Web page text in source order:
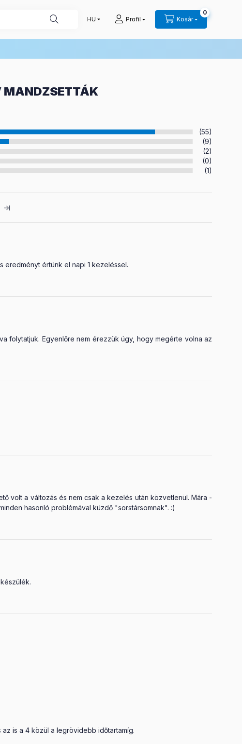
Profil Kosár
0
MANDZSETTÁK
(55)
(9)
(2)
(0)
(1)
eredményt értünk el napi 1 kezeléssel.
folytatjuk. Egyenlőre nem érezzük úgy, hogy megérte volna az
volt a változás és nem csak a kezelés után közvetlenül. Mára -
hasonló problémával küzdő "sorstársomnak". :)
is a 4 közül a legrövidebb időtartamíg.